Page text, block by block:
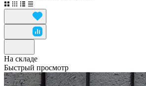
На складе
Быстрый просмотр